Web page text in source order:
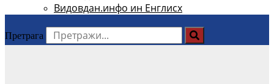
Видовдан.инфо ин Енглисх
Претрага